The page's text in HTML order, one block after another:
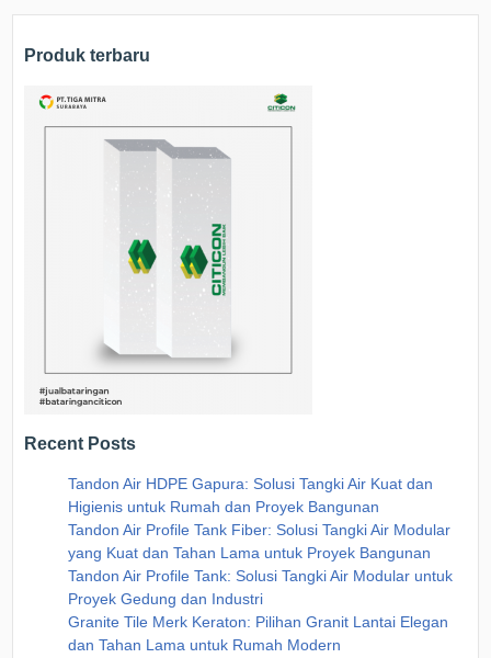
Produk terbaru
Recent Posts
Tandon Air HDPE Gapura: Solusi Tangki Air Kuat dan
Higienis untuk Rumah dan Proyek Bangunan
Tandon Air Profile Tank Fiber: Solusi Tangki Air Modular
yang Kuat dan Tahan Lama untuk Proyek Bangunan
Tandon Air Profile Tank: Solusi Tangki Air Modular untuk
Proyek Gedung dan Industri
Granite Tile Merk Keraton: Pilihan Granit Lantai Elegan
dan Tahan Lama untuk Rumah Modern